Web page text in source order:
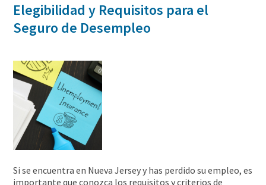
Elegibilidad y Requisitos para el
Seguro de Desempleo
Si se encuentra en Nueva Jersey y has perdido su empleo, es
importante que conozca los requisitos y criterios de